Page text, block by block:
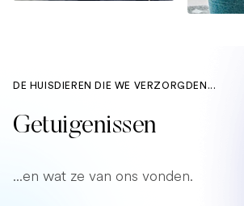
DE HUISDIEREN DIE WE VERZORGDEN...
Getuigenissen
...en wat ze van ons vonden.